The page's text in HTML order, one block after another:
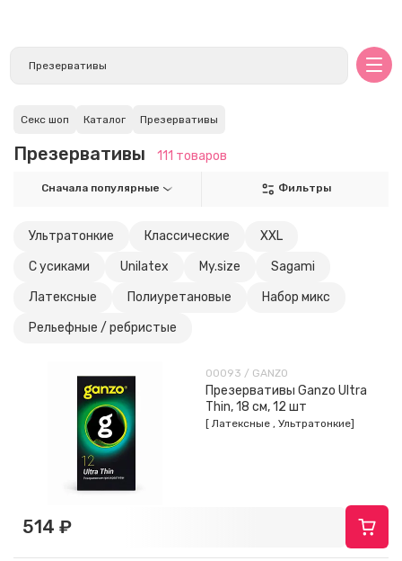
Секс шоп Каталог Презервативы
Презервативы 111 товаров
Сначала популярные Фильтры
Ультратонкие Классические
XXL
С усиками
Unilatex My.size
Sagami
Латексные
Полиуретановые
Набор микс
Рельефные / ребристые
00093 / GANZO
Презервативы Ganzo Ultra
Thin, 18 см, 12 шт
[ Латексные , Ультратонкие]
514 ₽